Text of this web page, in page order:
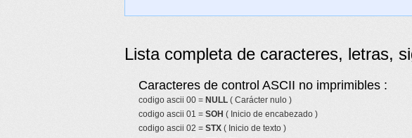
Lista completa de caracteres, letras,
Caracteres de control ASCII no imprimibles :
codigo ascii 00 = NULL ( Carácter nulo )
codigo ascii 01 = SOH ( Inicio de encabezado )
codigo ascii 02 = STX ( Inicio de texto )